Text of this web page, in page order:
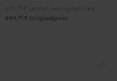
BlackWhite
849, 99 € Originalpreis